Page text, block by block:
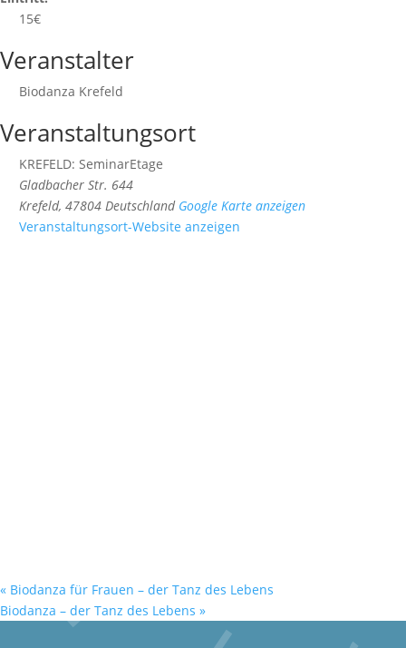
15€
Veranstalter
Biodanza Krefeld
Veranstaltungsort
KREFELD: SeminarEtage
Gladbacher Str. 644
Krefeld, 47804 Deutschland Google Karte anzeigen
Veranstaltungsort-Website anzeigen
« Biodanza für Frauen – der Tanz des Lebens
Biodanza – der Tanz des Lebens »